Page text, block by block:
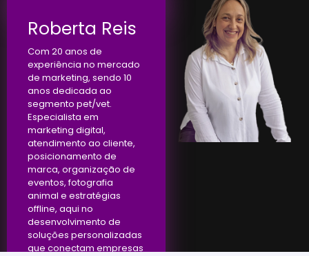
Roberta Reis
Com 20 anos de
experiência no mercado
de marketing, sendo 10
anos dedicada ao
segmento pet/vet.
Especialista em
marketing digital,
atendimento ao cliente,
posicionamento de
marca, organização de
eventos, fotografia
animal e estratégias
offline, aqui no
desenvolvimento de
soluções personalizadas
que conectam empresas